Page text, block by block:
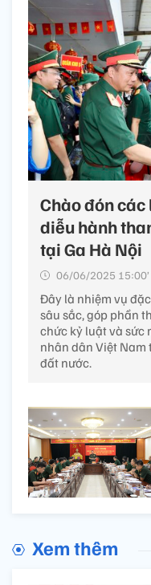
Chào đón
diễu hành
tại Ga Hà Nội
06/06/2025 15:00’
Đây là nhiệm vụ
sâu sắc, góp phần
chức kỷ luật và sức
nhân dân Việt
đất nước.
Xem thêm